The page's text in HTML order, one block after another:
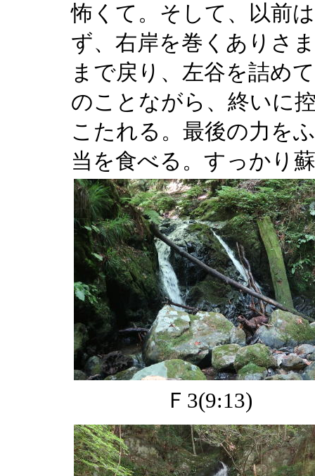
怖くて。そして、以前
ず、右岸を巻くありさ
まで戻り、左谷を詰め
のことながら、終いに
こたれる。最後の力を
当を食べる。すっかり
Ｆ3(9:13)